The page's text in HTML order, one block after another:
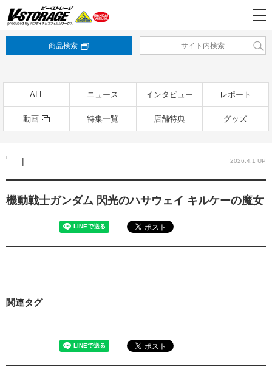
商品検索
ALL ニュース インタビュー レポート
動画 特集一覧 店舗特典 グッズ
| 2026.4.1 UP
機動戦士ガンダム 閃光のハサウェイ キルケーの魔女
関連タグ